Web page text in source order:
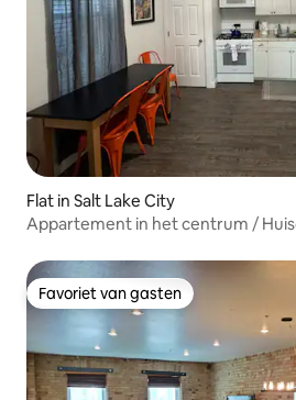
Flat in Salt Lake City
Appartement in het centrum /
Favoriet van gasten
Favoriet van gasten